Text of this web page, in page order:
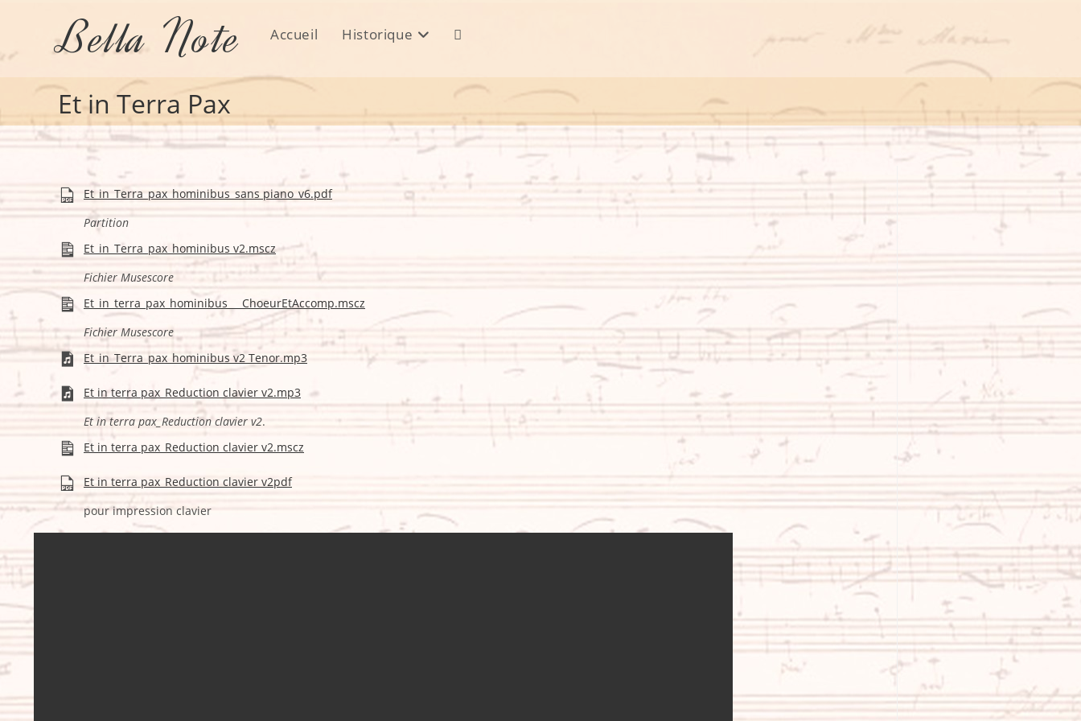
Bella Note Accueil Historique Toggle
search
Et in Terra Pax
Et_in_Terra_pax_hominibus_sans piano_v6.pdf
Partition
Et_in_Terra_pax_hominibus v2.mscz
Fichier Musescore
Et_in_terra_pax_hominibus___ChoeurEtAccomp.mscz
Fichier Musescore
Et_in_Terra_pax_hominibus v2 Tenor.mp3
Et in terra pax_Reduction clavier v2.mp3
Et in terra pax_Reduction clavier v2.
Et in terra pax_Reduction clavier v2.mscz
Et in terra pax_Reduction clavier v2pdf
pour impression clavier